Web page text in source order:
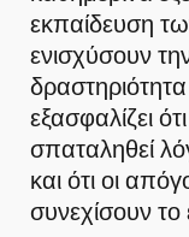
εκπαίδευση
ενισχύσουν
εξασφαλίζει
σπαταληθεί
και ότι οι
συνεχίσουν